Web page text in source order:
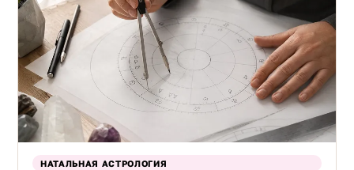
НАТАЛЬНАЯ АСТРОЛОГИЯ